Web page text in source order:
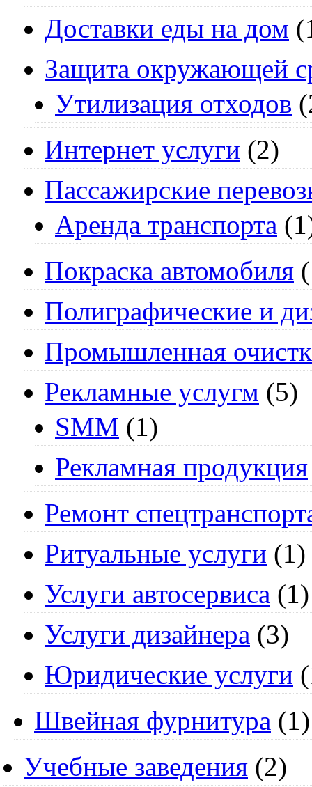
Доставки еды на дом
Защита окружающей
Утилизация отходов
Интернет услуги (2)
Пассажирские
Аренда транспорта
Покраска автомобиля
Полиграфические и
Промышленная
Рекламные услугм (5)
SMM (1)
Рекламная продукция
Ремонт
Ритуальные услуги (1)
Услуги автосервиса (1)
Услуги дизайнера (3)
Юридические услуги
Швейная фурнитура (1)
Учебные заведения (2)